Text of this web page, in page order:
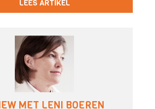
LEES ARTIKEL
MET LENI BOEREN